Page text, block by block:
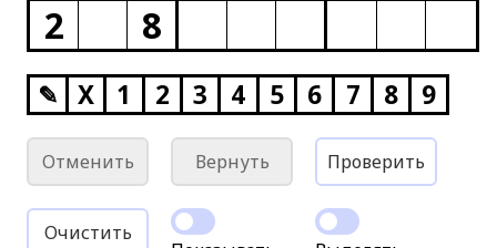
2
8
✎ X 1 2 3 4 5 6 7 8 9
Отменить Вернуть Проверить
Очистить